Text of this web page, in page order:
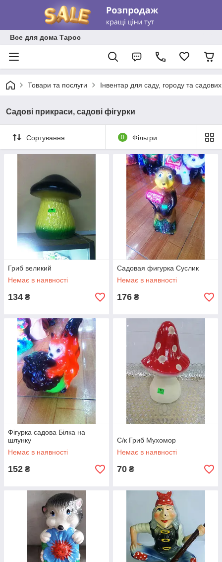
Все для дома Тарос
Товари та послуги Інвентар для саду, городу та
Садові прикраси, садові фігурки
Сортування 0 Фільтри
Гриб великий
Немає в наявності
134 ₴
Садовая фигурка Суслик
Немає в наявності
176 ₴
Фігурка садова Білка на
шлунку
Немає в наявності
152 ₴
С/к Гриб Мухомор
Немає в наявності
70 ₴